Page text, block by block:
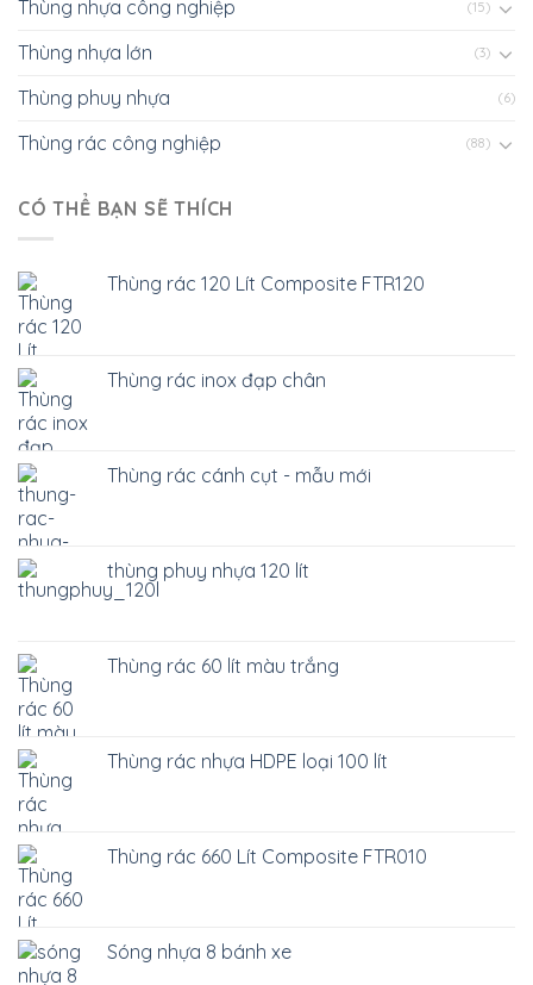
Thùng nhựa công nghiệp (15)
Thùng nhựa lớn (3)
Thùng phuy nhựa (6)
Thùng rác công nghiệp (88)
CÓ THỂ BẠN SẼ THÍCH
Thùng rác 120 Lít Composite FTR120
Thùng rác inox đạp chân
Thùng rác cánh cụt - mẫu mới
thùng phuy nhựa 120 lít
Thùng rác 60 lít màu trắng
Thùng rác nhựa HDPE loại 100 lít
Thùng rác 660 Lít Composite FTR010
Sóng nhựa 8 bánh xe